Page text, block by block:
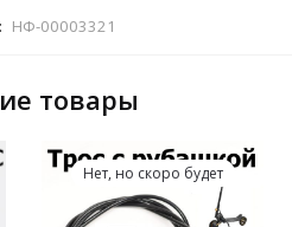
НФ-00003321
товары
Нет, но скоро будет